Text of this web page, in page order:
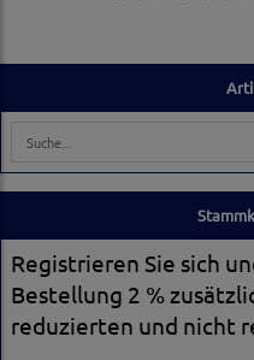
Registrieren Sie sich
Bestellung 2 %
reduzierten und nicht